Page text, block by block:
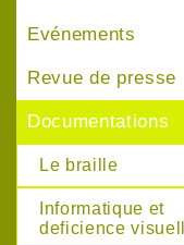
Evénements
Revue de presse
Documentations
Le braille
Informatique et
deficience